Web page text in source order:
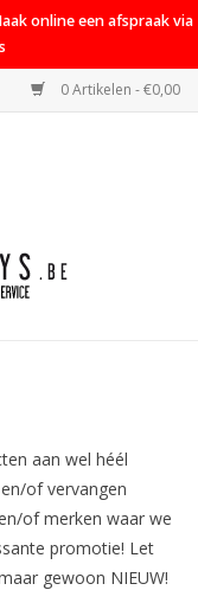
online een afspraak via
0 Artikelen - €0,00
aan wel héél
of vervangen
of merken waar we
promotie! Let
gewoon NIEUW!